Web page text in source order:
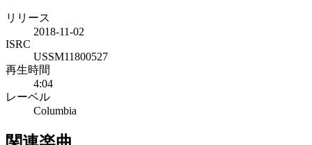
リリース
2018-11-02
ISRC
USSM11800527
再生時間
4:04
レーベル
Columbia